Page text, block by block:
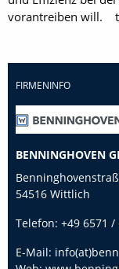
vorantreiben will. t
FIRMENINFO
BENNINGHOVEN
54516 Wittlich
Telefon: +49 6571 /
E-Mail: